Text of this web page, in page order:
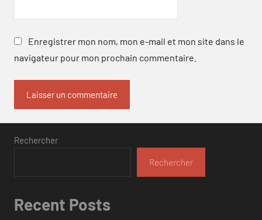
Enregistrer mon nom, mon e-mail et mon site dans le
navigateur pour mon prochain commentaire.
Rechercher
Rechercher
Recent Posts